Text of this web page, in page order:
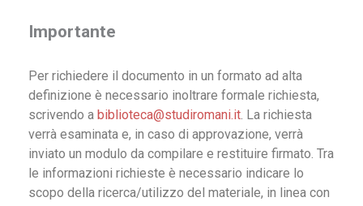
Importante
Per richiedere il documento in un formato ad alta
definizione è necessario inoltrare formale richiesta,
scrivendo a biblioteca@studiromani.it. La richiesta
verrà esaminata e, in caso di approvazione, verrà
inviato un modulo da compilare e restituire firmato. Tra
le informazioni richieste è necessario indicare lo
scopo della ricerca/utilizzo del materiale, in linea con